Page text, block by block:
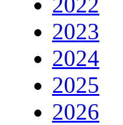
2023
2024
2025
2026